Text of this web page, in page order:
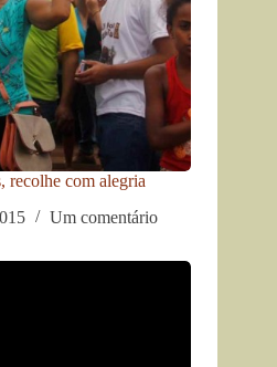
recolhe com alegria
Um comentário